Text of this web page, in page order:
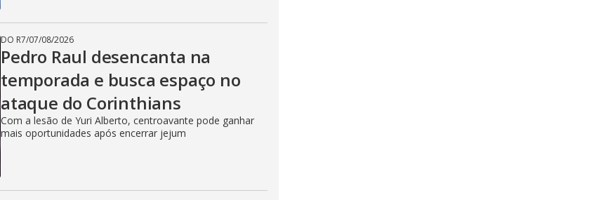
DO R7/07/08/2026
Pedro Raul desencanta na
temporada e busca espaço no
ataque do Corinthians
Com a lesão de Yuri Alberto, centroavante pode ganhar
mais oportunidades após encerrar jejum